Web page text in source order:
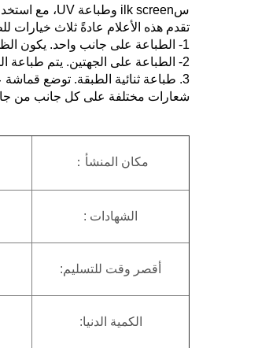
سilk screen وطباعة UV، مع استخدام ألوان صديقة للبيئة تتوافق مع المعايير الدولية المعتمدة.
تقدم هذه الأعلام عادةً ثلاث خيارات
1- الطباعة على جانب واحد. يكون الظهر أفتح بكثير من الجهة الأمامية ويكون شبه شفاف.
2- الطباعة على الجهتين. يتم طباعة الجهتين من العلم بالألوان، مما يضمن عدم وجود اختلاف في اللون، ويظهر الشعار منعكسًا.
3. طباعة ثنائية الطبقة. توضع
شعارات مختلفة على كل جانب من
مكان المنشأ：
الشهادات :
أقصر وقت للتسليم:
الكمية الدنيا: